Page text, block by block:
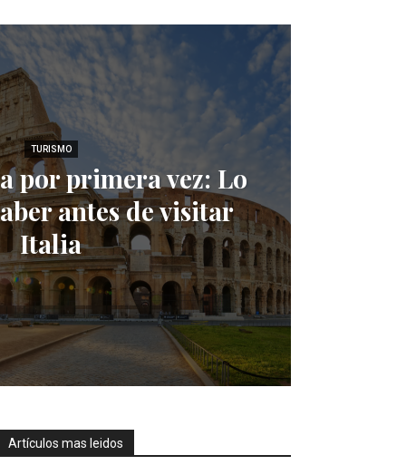
TURISMO
por primera vez: Lo
antes de visitar
Italia
Artículos mas leidos